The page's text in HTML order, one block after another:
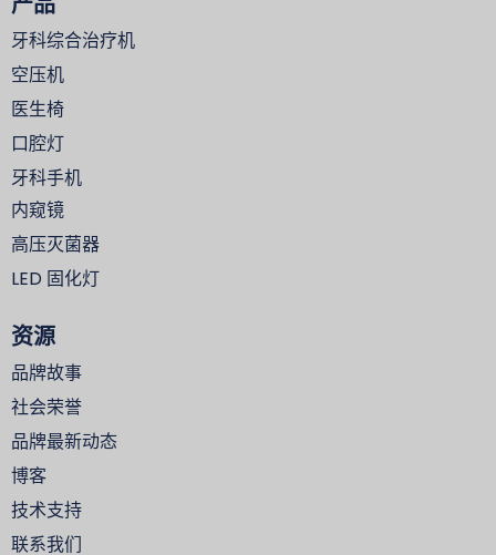
牙科综合治疗机
空压机
医生椅
口腔灯
牙科手机
内窥镜
高压灭菌器
LED 固化灯
资源
品牌故事
社会荣誉
品牌最新动态
博客
技术支持
联系我们